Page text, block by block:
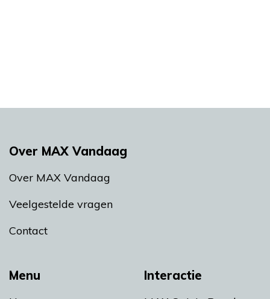
Menu Interactie
Over MAX Vandaag
Over MAX Vandaag
Veelgestelde vragen
Contact